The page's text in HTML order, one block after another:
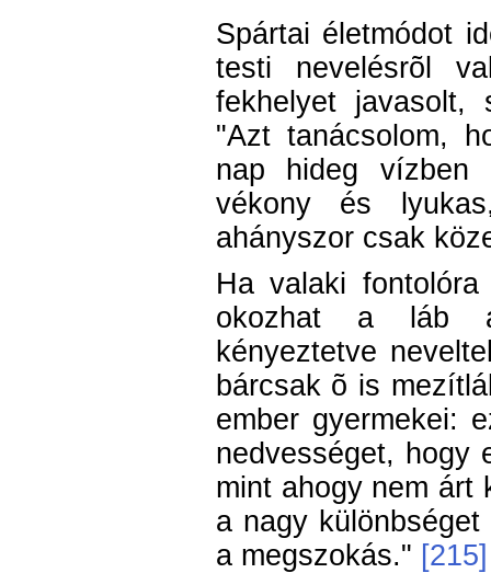
Spártai életmódot
testi nevelésrõl
fekhelyet javasolt,
"Azt tanácsolom,
nap hideg
vékony és
ahányszor csak
Ha valaki
okozhat a láb
kényeztetve
bárcsak õ is
ember gyermekei:
nedvességet, hogy
mint ahogy nem árt
a nagy
a megszokás." [215]